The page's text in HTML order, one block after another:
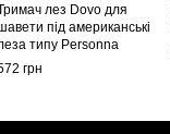
лез Dovo для
під американські
типу Personna
грн